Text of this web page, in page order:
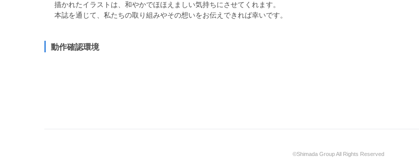
描かれたイラストは、和やかでほほえましい気持ちにさせてくれます。
本誌を通じて、私たちの取り組みやその想いをお伝えできれば幸いです。
動作確認環境
©Shimada Group All Rights Reserved